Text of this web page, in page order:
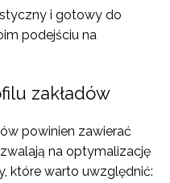
i gotowy do
podejściu na
zakładów
powinien zawierać
na optymalizację
które warto uwzględnić: